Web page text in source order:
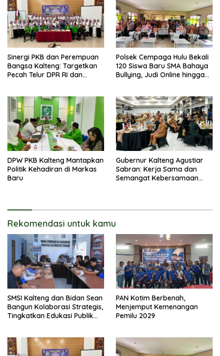
Sinergi PKB dan Perempuan
Bangsa Kalteng: Targetkan
Pecah Telur DPR RI dan
Polsek Cempaga Hulu Bekali
120 Siswa Baru SMA Bahaya
Bullying, Judi Online hingga
DPW PKB Kalteng Mantapkan
Politik Kehadiran di Markas
Baru
Gubernur Kalteng Agustiar
Sabran: Kerja Sama dan
Semangat Kebersamaan
Rekomendasi untuk kamu
SMSI Kalteng dan Bidan Sean
Bangun Kolaborasi Strategis,
Tingkatkan Edukasi Publik
PAN Kotim Berbenah,
Menjemput Kemenangan
Pemilu 2029